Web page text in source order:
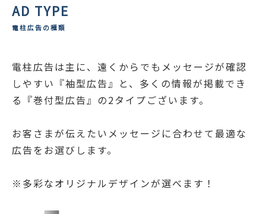
AD TYPE
電柱広告の種類
電柱広告は主に、遠くからでもメッセージが確認
しやすい『袖型広告』と、多くの情報が掲載でき
る『巻付型広告』の2タイプございます。
お客さまが伝えたいメッセージに合わせて最適な
広告をお選びします。
※多彩なオリジナルデザインが選べます！